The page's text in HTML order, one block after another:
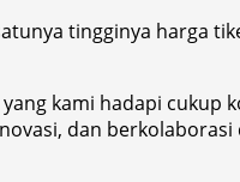
tingginya harga
kami hadapi
dan